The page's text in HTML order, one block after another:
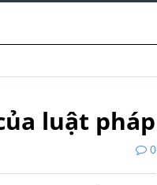
luật pháp
0